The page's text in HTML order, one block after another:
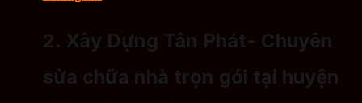
2. Xây Dựng Tân Phát- Chuyên
sửa chữa nhà trọn gói tại huyện